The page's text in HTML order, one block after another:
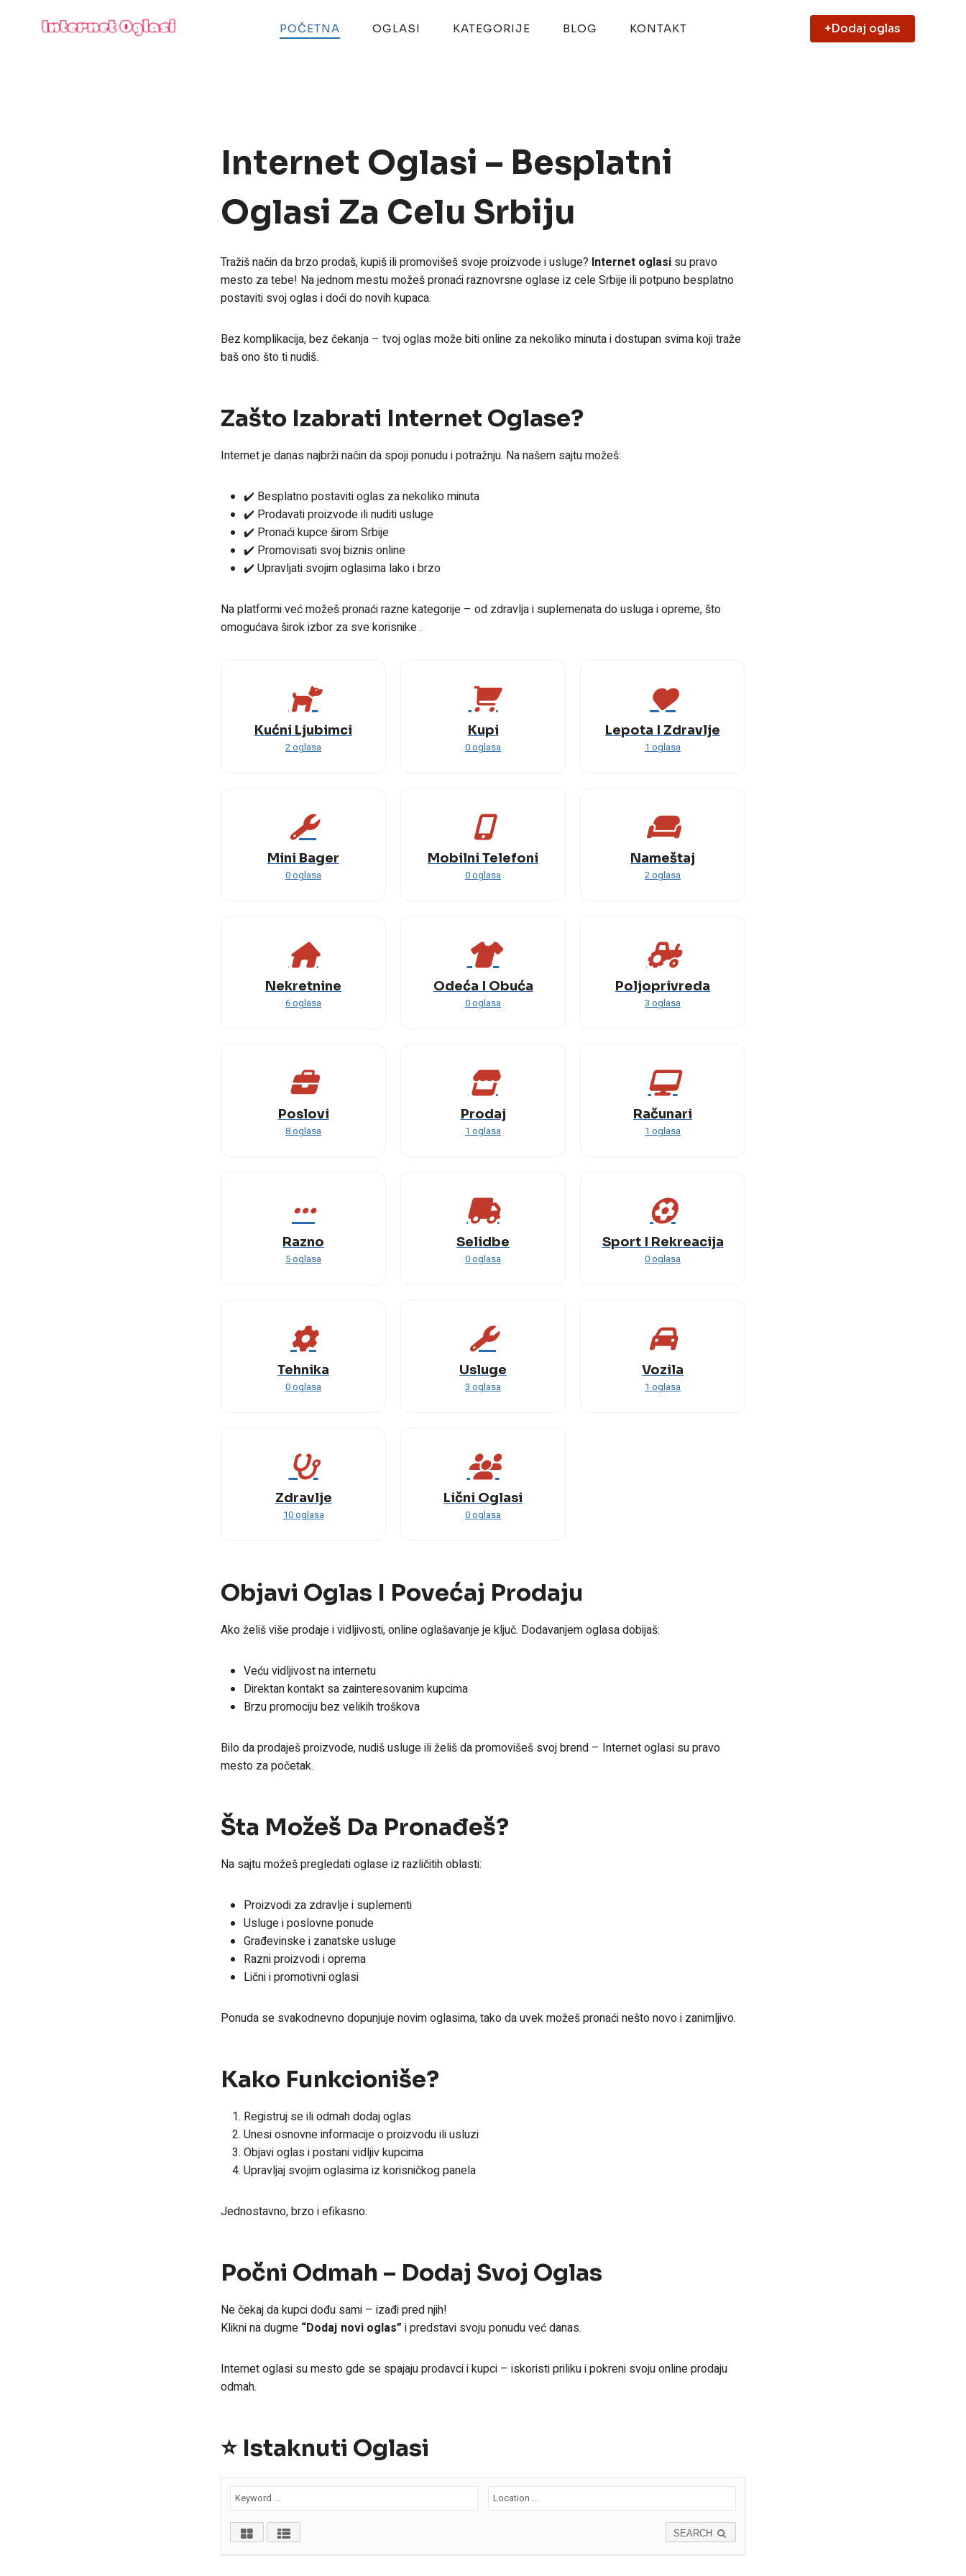
POČETNA OGLASI KATEGORIJE BLOG KONTAKT +Dodaj oglas
Internet Oglasi – Besplatni
Oglasi Za Celu Srbiju
Tražiš način da brzo prodaš, kupiš ili promovišeš svoje proizvode i usluge? Internet oglasi su pravo
mesto za tebe! Na jednom mestu možeš pronaći raznovrsne oglase iz cele Srbije ili potpuno besplatno
postaviti svoj oglas i doći do novih kupaca.
Bez komplikacija, bez čekanja – tvoj oglas može biti online za nekoliko minuta i dostupan svima koji traže
baš ono što ti nudiš.
Zašto Izabrati Internet Oglase?
Internet je danas najbrži način da spoji ponudu i potražnju. Na našem sajtu možeš:
✔️ Besplatno postaviti oglas za nekoliko minuta
✔️ Prodavati proizvode ili nuditi usluge
✔️ Pronaći kupce širom Srbije
✔️ Promovisati svoj biznis online
✔️ Upravljati svojim oglasima lako i brzo
Na platformi već možeš pronaći razne kategorije – od zdravlja i suplemenata do usluga i opreme, što
omogućava širok izbor za sve korisnike .
Kućni Ljubimci
2 oglasa
Kupi
0 oglasa
Lepota I Zdravlje
1 oglasa
Mini Bager
0 oglasa
Mobilni Telefoni
0 oglasa
Nameštaj
2 oglasa
Nekretnine
6 oglasa
Odeća I Obuća
0 oglasa
Poljoprivreda
3 oglasa
Poslovi
8 oglasa
Prodaj
1 oglasa
Računari
1 oglasa
Razno
5 oglasa
Selidbe
0 oglasa
Sport I Rekreacija
0 oglasa
Tehnika
0 oglasa
Usluge
3 oglasa
Vozila
1 oglasa
Zdravlje
10 oglasa
Lični Oglasi
0 oglasa
Objavi Oglas I Povećaj Prodaju
Ako želiš više prodaje i vidljivosti, online oglašavanje je ključ. Dodavanjem oglasa dobijaš:
Veću vidljivost na internetu
Direktan kontakt sa zainteresovanim kupcima
Brzu promociju bez velikih troškova
Bilo da prodaješ proizvode, nudiš usluge ili želiš da promovišeš svoj brend – Internet oglasi su pravo
mesto za početak.
Šta Možeš Da Pronađeš?
Na sajtu možeš pregledati oglase iz različitih oblasti:
Proizvodi za zdravlje i suplementi
Usluge i poslovne ponude
Građevinske i zanatske usluge
Razni proizvodi i oprema
Lični i promotivni oglasi
Ponuda se svakodnevno dopunjuje novim oglasima, tako da uvek možeš pronaći nešto novo i zanimljivo.
Kako Funkcioniše?
Registruj se ili odmah dodaj oglas
Unesi osnovne informacije o proizvodu ili usluzi
Objavi oglas i postani vidljiv kupcima
Upravljaj svojim oglasima iz korisničkog panela
Jednostavno, brzo i efikasno.
Počni Odmah – Dodaj Svoj Oglas
Ne čekaj da kupci dođu sami – izađi pred njih!
Klikni na dugme “Dodaj novi oglas” i predstavi svoju ponudu već danas.
Internet oglasi su mesto gde se spajaju prodavci i kupci – iskoristi priliku i pokreni svoju online prodaju
odmah.
⭐ Istaknuti Oglasi
SEARCH